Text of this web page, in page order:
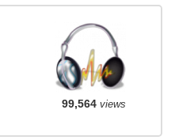
99,564views